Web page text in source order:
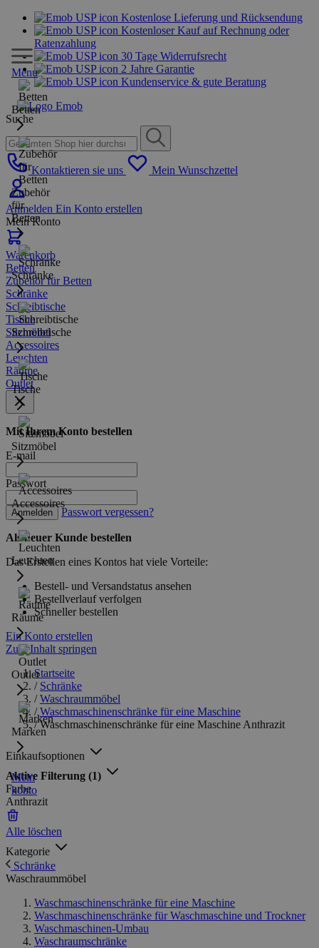
Kostenlose Lieferung und Rücksendung
Kostenloser Kauf auf Rechnung oder
Ratenzahlung
30 Tage Widerrufsrecht
2 Jahre Garantie
Kundenservice & gute Beratung
Suche
Kontaktieren sie uns Mein Wunschzettel
Anmelden Ein Konto erstellen
Mein Konto
Warenkorb
Menu
Betten
Zubehör
für
Betten
Schränke
Schreibtische
Tische
Sitzmöbel
Accessoires
Leuchten
Räume
Outlet
Marken
Mein
konto
Betten
Zubehör für Betten
Schränke
Schreibtische
Tische
Sitzmöbel
Accessoires
Leuchten
Räume
Outlet
Mit Ihrem Konto bestellen
E-mail
Passwort
Anmelden Passwort vergessen?
Als neuer Kunde bestellen
Das Erstellen eines Kontos hat viele Vorteile:
Bestell- und Versandstatus ansehen
Bestellverlauf verfolgen
Schneller bestellen
Ein Konto erstellen
Zum Inhalt springen
Startseite
/ Schränke
/ Waschraummöbel
/ Waschmaschinenschränke für eine Maschine
/ Waschmaschinenschränke für eine Maschine Anthrazit
Einkaufsoptionen
Aktive Filterung (1)
Farbe
Anthrazit
Alle löschen
Kategorie
Schränke
Waschraummöbel
Waschmaschinenschränke für eine Maschine
Waschmaschinenschränke für Waschmaschine und Trockner
Waschmaschinen-Umbau
Waschraumschränke